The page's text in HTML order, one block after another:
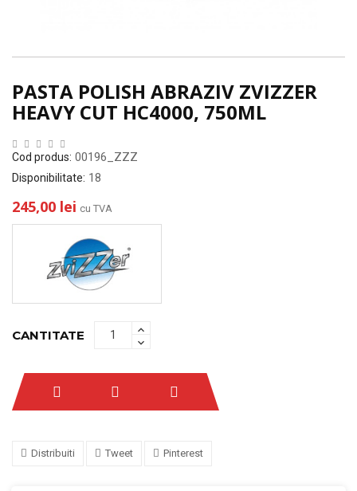
PASTA POLISH ABRAZIV ZVIZZER
HEAVY CUT HC4000, 750ML
Cod produs: 00196_ZZZ
Disponibilitate: 18
245,00 lei cu TVA
CANTITATE
Distribuiti Tweet Pinterest